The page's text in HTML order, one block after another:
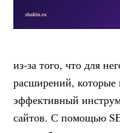
из-за того, что для
расширений,
эффективный
сайтов. С помощью